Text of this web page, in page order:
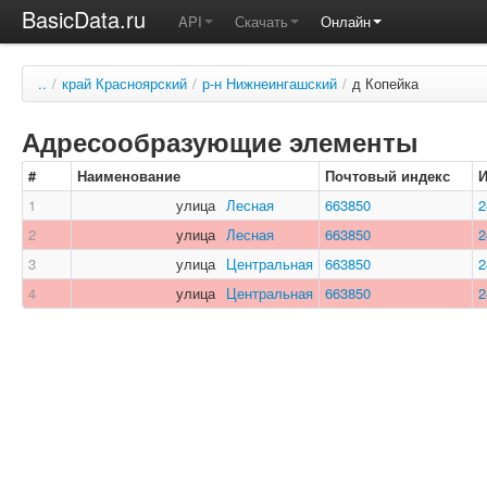
BasicData.ru API Скачать Онлайн
.. / край Красноярский / р-н Нижнеингашский / д Копейка
Адресообразующие элементы
# Наименование Почтовый индекс
1
улица Лесная 663850
2
улица Лесная 663850
3
улица Центральная 663850
4
улица Центральная 663850